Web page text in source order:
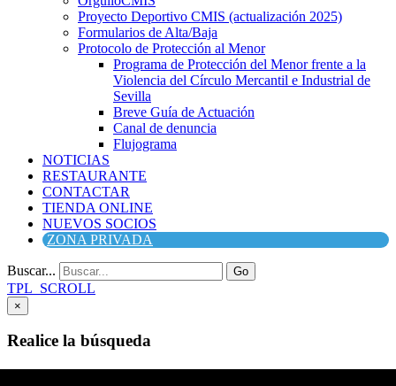
Proyecto Deportivo CMIS (actualización 2025)
Formularios de Alta/Baja
Protocolo de Protección al Menor
Programa de Protección del Menor frente a la
Violencia del Círculo Mercantil e Industrial de
Sevilla
Breve Guía de Actuación
Canal de denuncia
Flujograma
NOTICIAS
RESTAURANTE
CONTACTAR
TIENDA ONLINE
NUEVOS SOCIOS
ZONA PRIVADA
Buscar... Go
TPL_SCROLL
×
Realice la búsqueda